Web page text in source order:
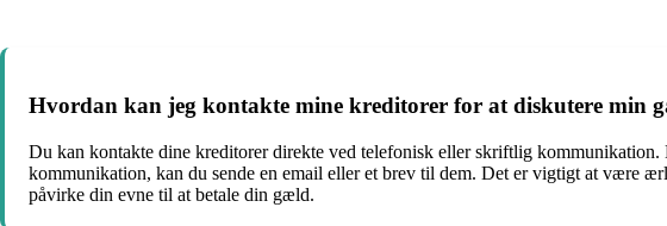
Hvordan kan jeg kontakte mine kreditorer for at diskutere min
Du kan kontakte dine kreditorer direkte ved telefonisk eller skriftlig
kommunikation, kan du sende en email eller et brev til dem. Det er vigtigt at være
påvirke din evne til at betale din gæld.